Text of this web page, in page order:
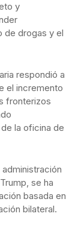
y
de drogas y el
respondió a
el incremento
fronterizos
la oficina de
se ha
basada en
bilateral.